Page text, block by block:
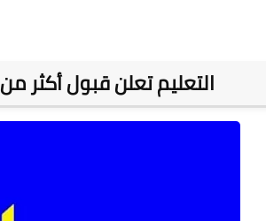
التعليم تعلن قبول أكثر من 147 ألف طالب في الجامعات